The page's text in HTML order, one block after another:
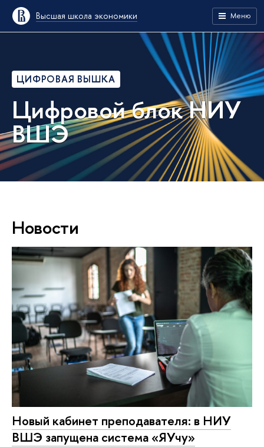
Высшая школа экономики Меню
ЦИФРОВАЯ ВЫШКА
Цифровой блок НИУ
ВШЭ
Новости
Новый кабинет преподавателя: в НИУ
ВШЭ запущена система «ЯУчу»